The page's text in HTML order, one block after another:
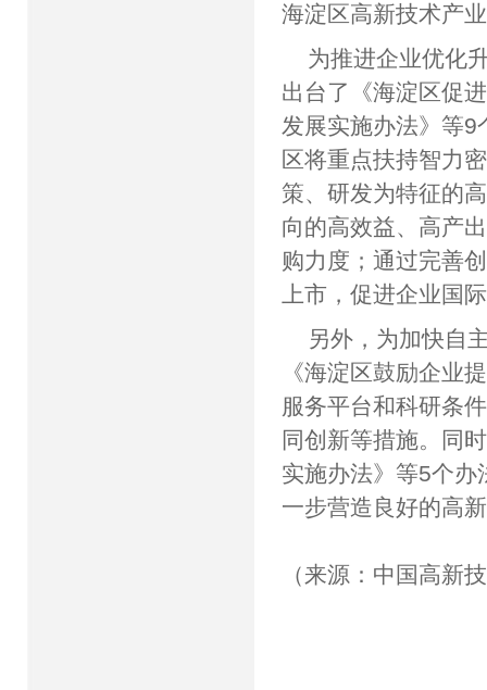
海淀区高新技术产
为推进企业优化
出台了《海淀区促
发展实施办法》等9
区将重点扶持智力
策、研发为特征的
向的高效益、高产
购力度；通过完善
上市，促进企业国
另外，为加快自
《海淀区鼓励企业
服务平台和科研条
同创新等措施。同
实施办法》等5个办
一步营造良好的高
（来源：中国高新